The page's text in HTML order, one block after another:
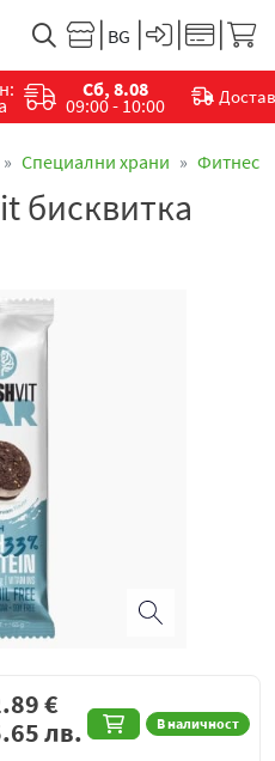
Сб, 8.08
09:00 - 10:00
Специални храни Фитнес
бисквитка
В наличност
€
лв.